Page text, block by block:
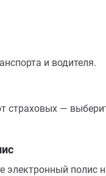
и водителя.
страховых —
электронный полис